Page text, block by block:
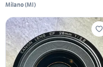
Milano(MI)